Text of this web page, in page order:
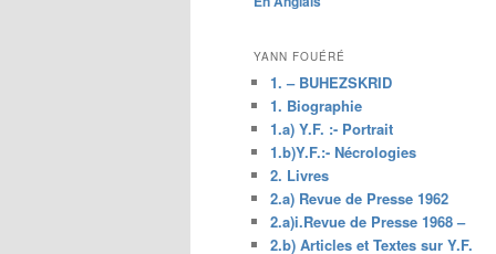
principal
YANN FOUÉRÉ
1. – BUHEZSKRID
1. Biographie
1.a) Y.F. :- Portrait
1.b)Y.F.:- Nécrologies
2. Livres
2.a) Revue de Presse 1962
2.a)i.Revue de Presse 1968 –
2.b) Articles et Textes sur Y.F.